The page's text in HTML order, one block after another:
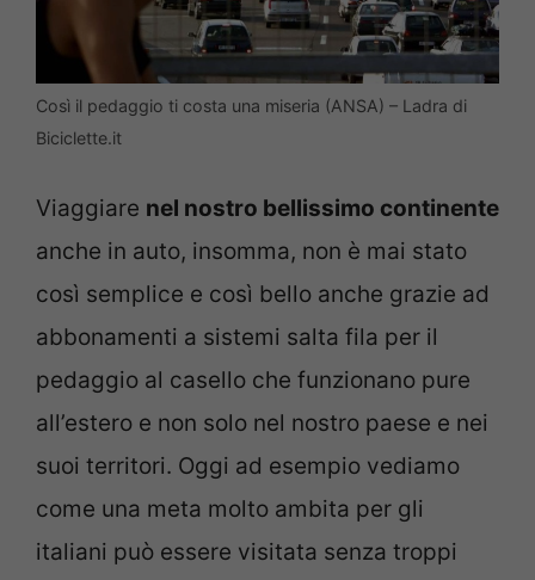
Così il pedaggio ti costa una miseria (ANSA) – Ladra di
Biciclette.it
Viaggiare nel nostro bellissimo continente
anche in auto, insomma, non è mai stato
così semplice e così bello anche grazie ad
abbonamenti a sistemi salta fila per il
pedaggio al casello che funzionano pure
all’estero e non solo nel nostro paese e nei
suoi territori. Oggi ad esempio vediamo
come una meta molto ambita per gli
italiani può essere visitata senza troppi